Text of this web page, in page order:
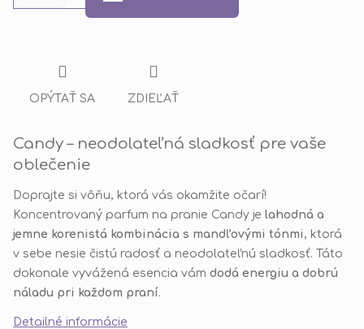
Candy – neodolateľná sladkosť pre vaše
oblečenie
Doprajte si vôňu, ktorá vás okamžite očarí!
Koncentrovaný parfum na pranie Candy je lahodná a
jemne korenistá kombinácia s mandľovými tónmi , ktorá
v sebe nesie čistú radosť a neodolateľnú sladkosť. Táto
dokonale vyvážená esencia vám dodá energiu a dobrú
náladu pri každom praní .
Detailné informácie
OPÝTAŤ SA ZDIEĽAŤ